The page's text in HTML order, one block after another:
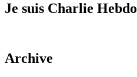
Je suis Charlie Hebdo
Archive